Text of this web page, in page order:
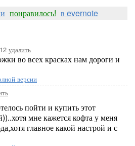
понравилось! в evernote
удалить
во всех красках нам дороги и
версии
пойти и купить этот
мне кажется кофта у меня
главное какой настрой и с